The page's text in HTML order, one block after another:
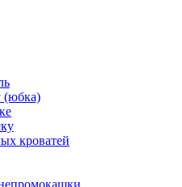
(юбка)
кроватей